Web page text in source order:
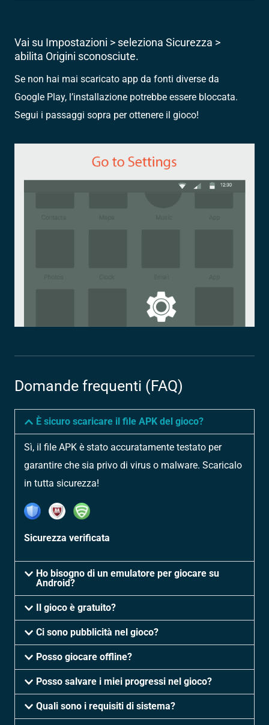
Vai su Impostazioni > seleziona Sicurezza >
abilita Origini sconosciute.
Se non hai mai scaricato app da fonti diverse da
Google Play, l’installazione potrebbe essere bloccata.
Segui i passaggi sopra per ottenere il gioco!
Domande frequenti (FAQ)
È sicuro scaricare il file APK del gioco?
Sì, il file APK è stato accuratamente testato per
garantire che sia privo di virus o malware. Scaricalo
in tutta sicurezza!
Sicurezza verificata
Ho bisogno di un emulatore per giocare su
Android?
Il gioco è gratuito?
Ci sono pubblicità nel gioco?
Posso giocare offline?
Posso salvare i miei progressi nel gioco?
Quali sono i requisiti di sistema?